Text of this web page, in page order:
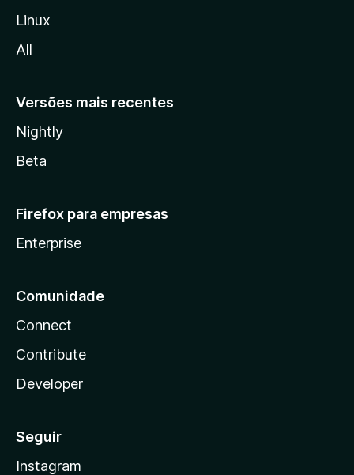
a
Linux
All
Versões mais recentes
Nightly
Beta
Firefox para empresas
Enterprise
Comunidade
Connect
Contribute
Developer
Seguir
Instagram